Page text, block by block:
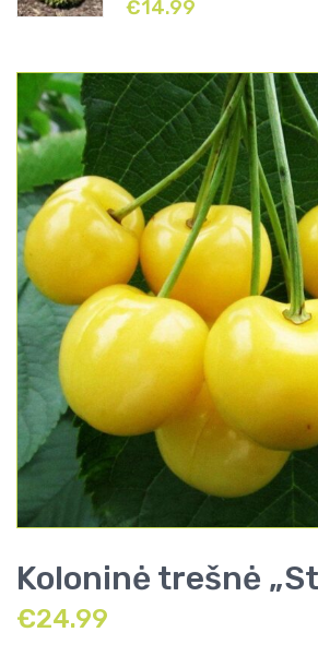
€14.99
Koloninė trešnė
€24.99